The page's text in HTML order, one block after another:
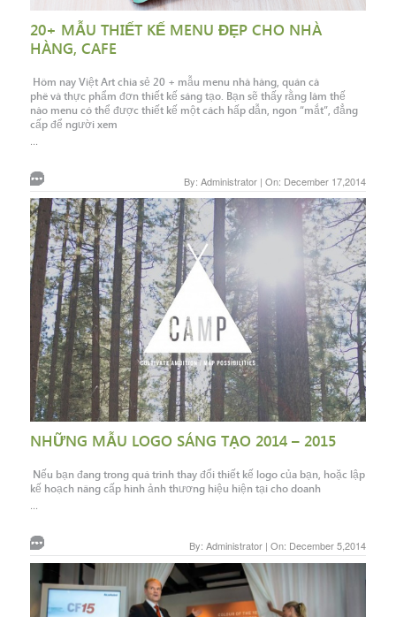
20+ MẪU THIẾT KẾ MENU ĐẸP CHO NHÀ
HÀNG, CAFE
Hôm nay Việt Art chia sẻ 20 + mẫu menu nhà hàng, quán cà
phê và thực phẩm đơn thiết kế sáng tạo. Bạn sẽ thấy rằng làm thế
nào menu có thể được thiết kế một cách hấp dẫn, ngon “mắt”, đẳng
cấp để người xem
By: Administrator | On: December 17,2014
NHỮNG MẪU LOGO SÁNG TẠO 2014 – 2015
Nếu bạn đang trong quá trình thay đổi thiết kế logo của bạn, hoặc lập
kế hoạch nâng cấp hình ảnh thương hiệu hiện tại cho doanh
By: Administrator | On: December 5,2014